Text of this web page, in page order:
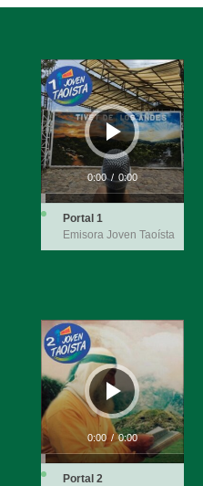
Reproductor
de
audio
0:00 / 0:00
Portal 1
Emisora Joven Taoísta
Reproductor
de
audio
0:00 / 0:00
Portal 2